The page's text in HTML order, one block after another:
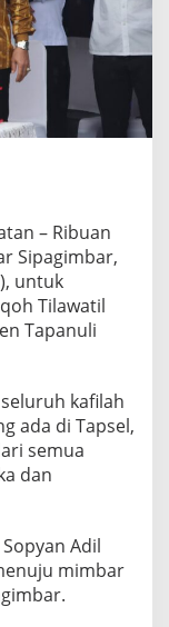
– Ribuan
Sipagimbar,
untuk
Tilawatil
Tapanuli
kafilah
ada di Tapsel,
semua
dan
Adil
mimbar